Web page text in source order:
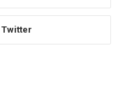
Twitter